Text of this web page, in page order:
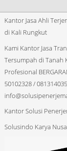
Kantor Jasa Ahli
di Kali Rungkut
Kami Kantor Jasa
Tersumpah di Tanah
Profesional
50102328 /
Kantor Solusi
Solusindo Karya Nusa